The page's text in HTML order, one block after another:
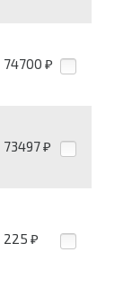
74700 ₽
73497 ₽
225 ₽